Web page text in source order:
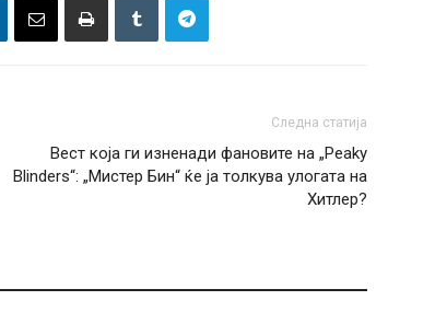
Следна статија
Вест која ги изненади фановите на „Peaky
Blinders“: „Мистер Бин“ ќе ја толкува улогата на
Хитлер?